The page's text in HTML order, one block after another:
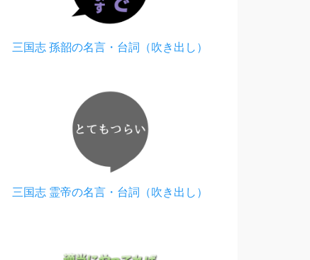
三国志 孫韶の名言・台詞（吹き出し）
三国志 霊帝の名言・台詞（吹き出し）